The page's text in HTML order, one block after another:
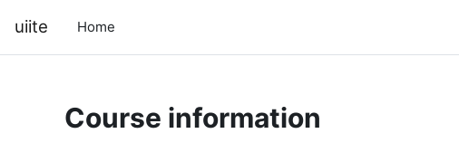
uiite Home
Course information